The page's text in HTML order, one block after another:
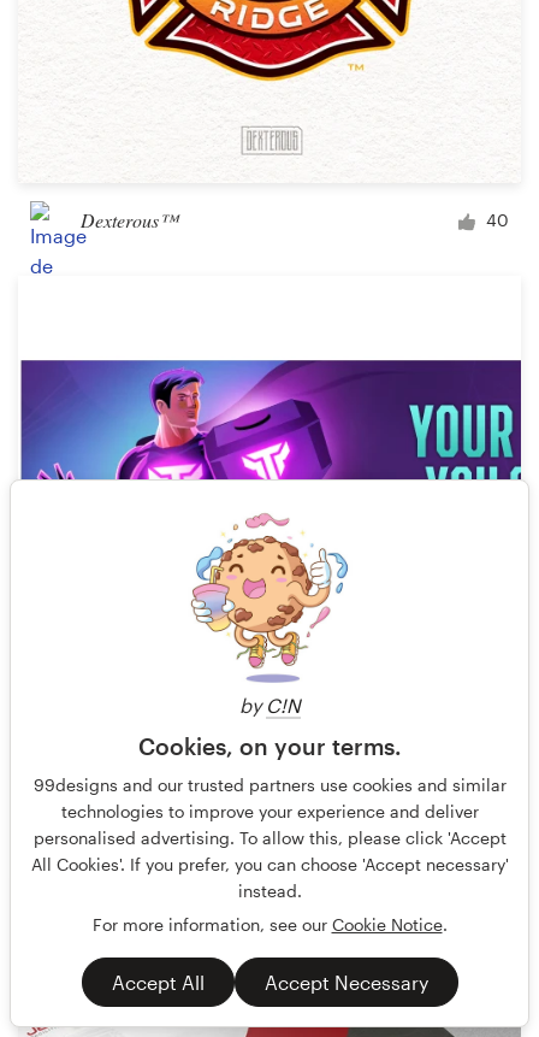
by C!N
Cookies, on your terms.
99designs and our trusted partners use cookies and similar
technologies to improve your experience and deliver
personalised advertising. To allow this, please click 'Accept
All Cookies'. If you prefer, you can choose 'Accept necessary'
instead.
For more information, see our Cookie Notice.
Accept All Accept Necessary
Dexterous™ 40
I am a sinner